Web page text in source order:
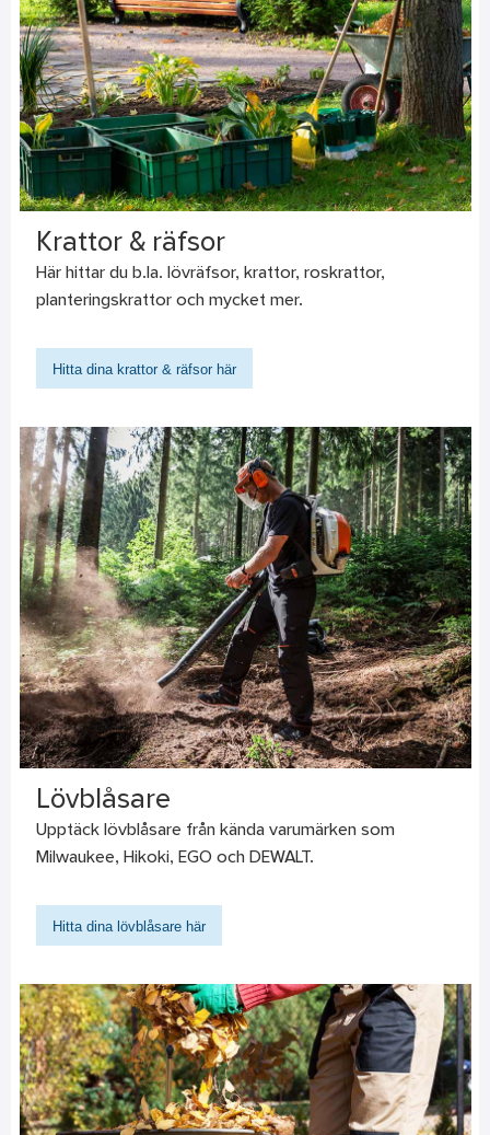
Krattor & räfsor
Här hittar du b.la. lövräfsor, krattor, roskrattor,
planteringskrattor och mycket mer.
Hitta dina krattor & räfsor här
Lövblåsare
Upptäck lövblåsare från kända varumärken som
Milwaukee, Hikoki, EGO och DEWALT.
Hitta dina lövblåsare här